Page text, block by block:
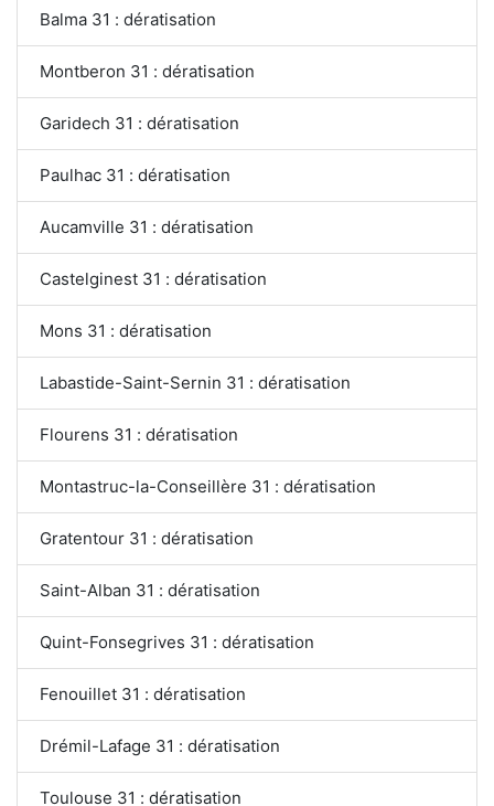
Balma 31 : dératisation
Montberon 31 : dératisation
Garidech 31 : dératisation
Paulhac 31 : dératisation
Aucamville 31 : dératisation
Castelginest 31 : dératisation
Mons 31 : dératisation
Labastide-Saint-Sernin 31 : dératisation
Flourens 31 : dératisation
Montastruc-la-Conseillère 31 : dératisation
Gratentour 31 : dératisation
Saint-Alban 31 : dératisation
Quint-Fonsegrives 31 : dératisation
Fenouillet 31 : dératisation
Drémil-Lafage 31 : dératisation
Toulouse 31 : dératisation